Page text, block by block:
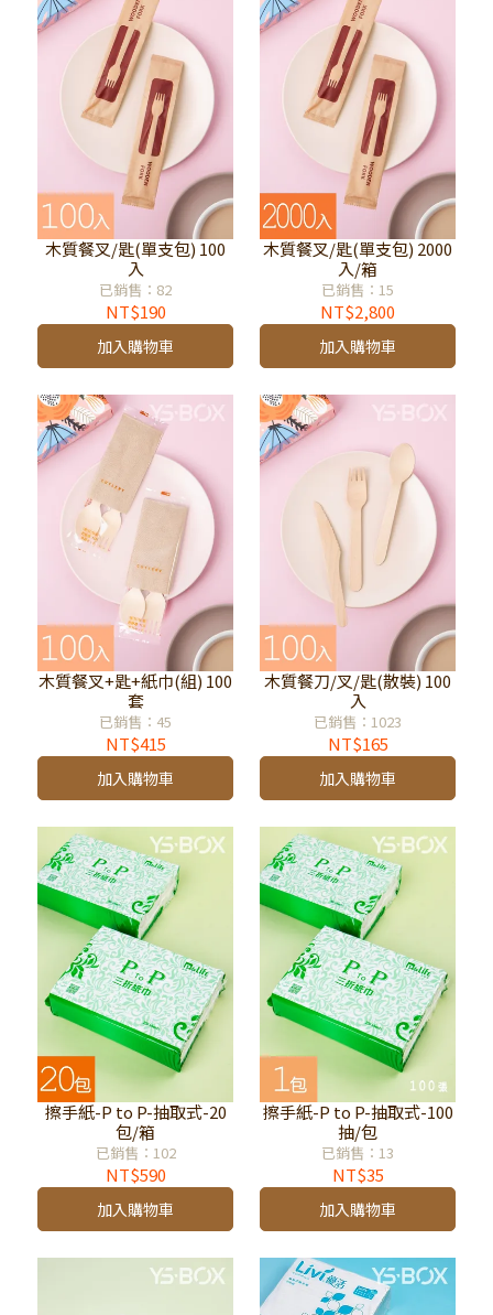
木質餐叉/匙(單支包) 100
入
已銷售：82
NT$190
加入購物車
木質餐叉/匙(單支包) 2000
入/箱
已銷售：15
NT$2,800
加入購物車
木質餐叉+匙+紙巾(組) 100
套
已銷售：45
NT$415
加入購物車
木質餐刀/叉/匙(散裝) 100
入
已銷售：1023
NT$165
加入購物車
擦手紙-P to P-抽取式-20
包/箱
已銷售：102
NT$590
加入購物車
擦手紙-P to P-抽取式-100
抽/包
已銷售：13
NT$35
加入購物車